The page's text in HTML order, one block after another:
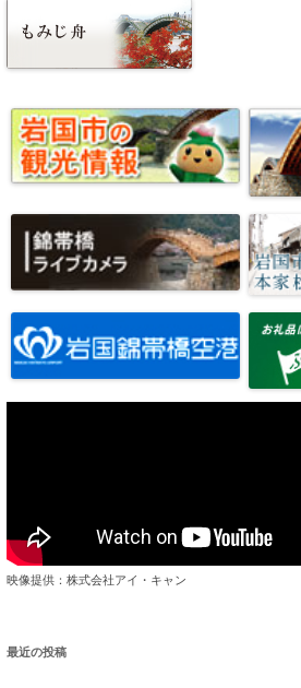
映像提供：株式会社アイ・キャン
最近の投稿